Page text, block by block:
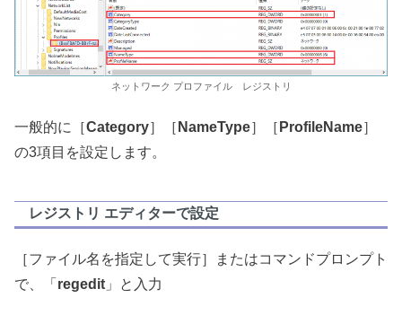
ネットワーク プロファイル レジストリ
一般的に［Category］［ NameType］［ ProfileName］
の3項目を設定します。
レジストリ エディターで設定
［ファイル名を指定して実行］またはコマンドプロンプト
で、「 regedit 」と入力